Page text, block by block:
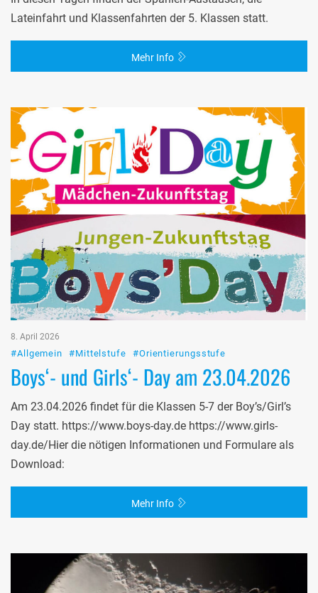
Lateinfahrt und Klassenfahrten der 5. Klassen statt.
Mehr Info
8. April 2026
#Allgemein #Mittelstufe #Orientierungsstufe
Boys‘- und Girls‘- Day am 23.04.2026
Am 23.04.2026 findet für die Klassen 5-7 der Boy’s/Girl’s
Day statt. https://www.boys-day.de https://www.girls-
day.de/Hier die nötigen Informationen und Formulare als
Download:
Mehr Info